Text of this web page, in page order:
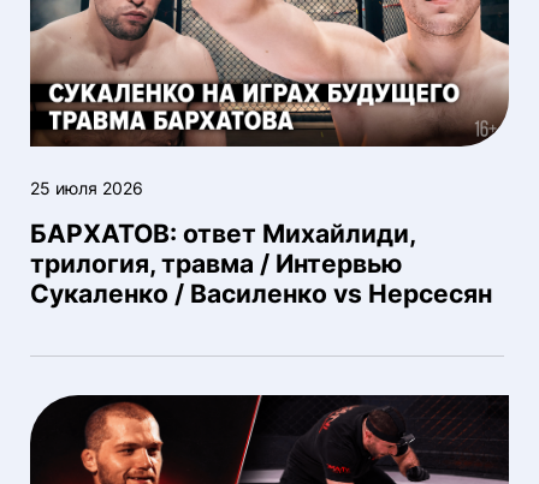
25 июля 2026
БАРХАТОВ: ответ Михайлиди,
трилогия, травма / Интервью
Сукаленко / Василенко vs Нерсесян